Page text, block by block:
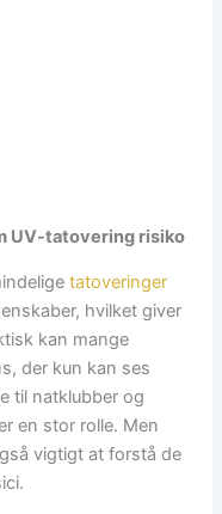
UV-tatovering risiko
tatoveringer
hvilket giver
kan mange
der kun kan ses
til natklubber og
en stor rolle. Men
vigtigt at forstå de